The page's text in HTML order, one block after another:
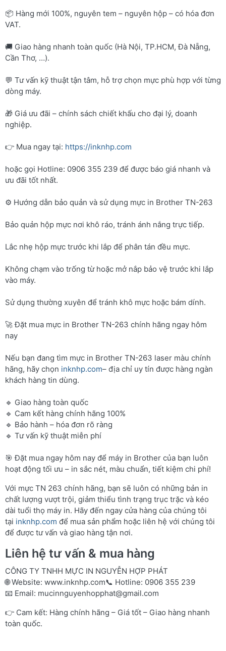
📦 Hàng mới 100%, nguyên tem – nguyên hộp – có hóa đơn
VAT.
🚚 Giao hàng nhanh toàn quốc (Hà Nội, TP.HCM, Đà Nẵng,
Cần Thơ, …).
💬 Tư vấn kỹ thuật tận tâm, hỗ trợ chọn mực phù hợp với từng
dòng máy.
🎁 Giá ưu đãi – chính sách chiết khấu cho đại lý, doanh
nghiệp.
👉 Mua ngay tại: https://inknhp.com
hoặc gọi Hotline: 0906 355 239 để được báo giá nhanh và
ưu đãi tốt nhất.
⚙️ Hướng dẫn bảo quản và sử dụng mực in Brother TN-263
Bảo quản hộp mực nơi khô ráo, tránh ánh nắng trực tiếp.
Lắc nhẹ hộp mực trước khi lắp để phân tán đều mực.
Không chạm vào trống từ hoặc mở nắp bảo vệ trước khi lắp
vào máy.
Sử dụng thường xuyên để tránh khô mực hoặc bám dính.
🚀 Đặt mua mực in Brother TN-263 chính hãng ngay hôm
nay
Nếu bạn đang tìm mực in Brother TN-263 laser màu chính
hãng, hãy chọn inknhp.com– địa chỉ uy tín được hàng ngàn
khách hàng tin dùng.
🔹 Giao hàng toàn quốc
🔹 Cam kết hàng chính hãng 100%
🔹 Bảo hành – hóa đơn rõ ràng
🔹 Tư vấn kỹ thuật miễn phí
🎯 Đặt mua ngay hôm nay để máy in Brother của bạn luôn
hoạt động tối ưu – in sắc nét, màu chuẩn, tiết kiệm chi phí!
Với mực TN 263 chính hãng, bạn sẽ luôn có những bản in
chất lượng vượt trội, giảm thiểu tình trạng trục trặc và kéo
dài tuổi thọ máy in. Hãy đến ngay cửa hàng của chúng tôi
tại inknhp.com để mua sản phẩm hoặc liên hệ với chúng tôi
để được tư vấn và giao hàng tận nơi.
Liên hệ tư vấn & mua hàng
CÔNG TY TNHH MỰC IN NGUYỄN HỢP PHÁT
🌐 Website: www.inknhp.com📞 Hotline: 0906 355 239
📧 Email: mucinnguyenhopphat@gmail.com
👉 Cam kết: Hàng chính hãng – Giá tốt – Giao hàng nhanh
toàn quốc.